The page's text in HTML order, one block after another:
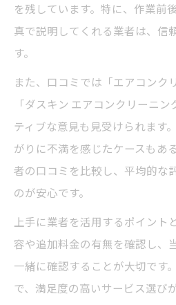
を残しています。特に、作業前
真で説明してくれる業者は、信
す。
また、口コミでは「エアコンク
「ダスキン エアコンクリーニ
ティブな意見も見受けられます
がりに不満を感じたケースもあ
者の口コミを比較し、平均的な
のが安心です。
上手に業者を活用するポイント
容や追加料金の有無を確認し、
一緒に確認することが大切です
で、満足度の高いサービス選び